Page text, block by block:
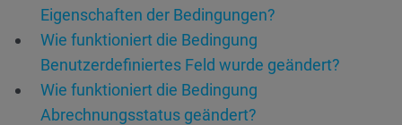
Eigenschaften der Bedingungen?
Wie funktioniert die Bedingung
Benutzerdefiniertes Feld wurde geändert?
Wie funktioniert die Bedingung
Abrechnungsstatus geändert?